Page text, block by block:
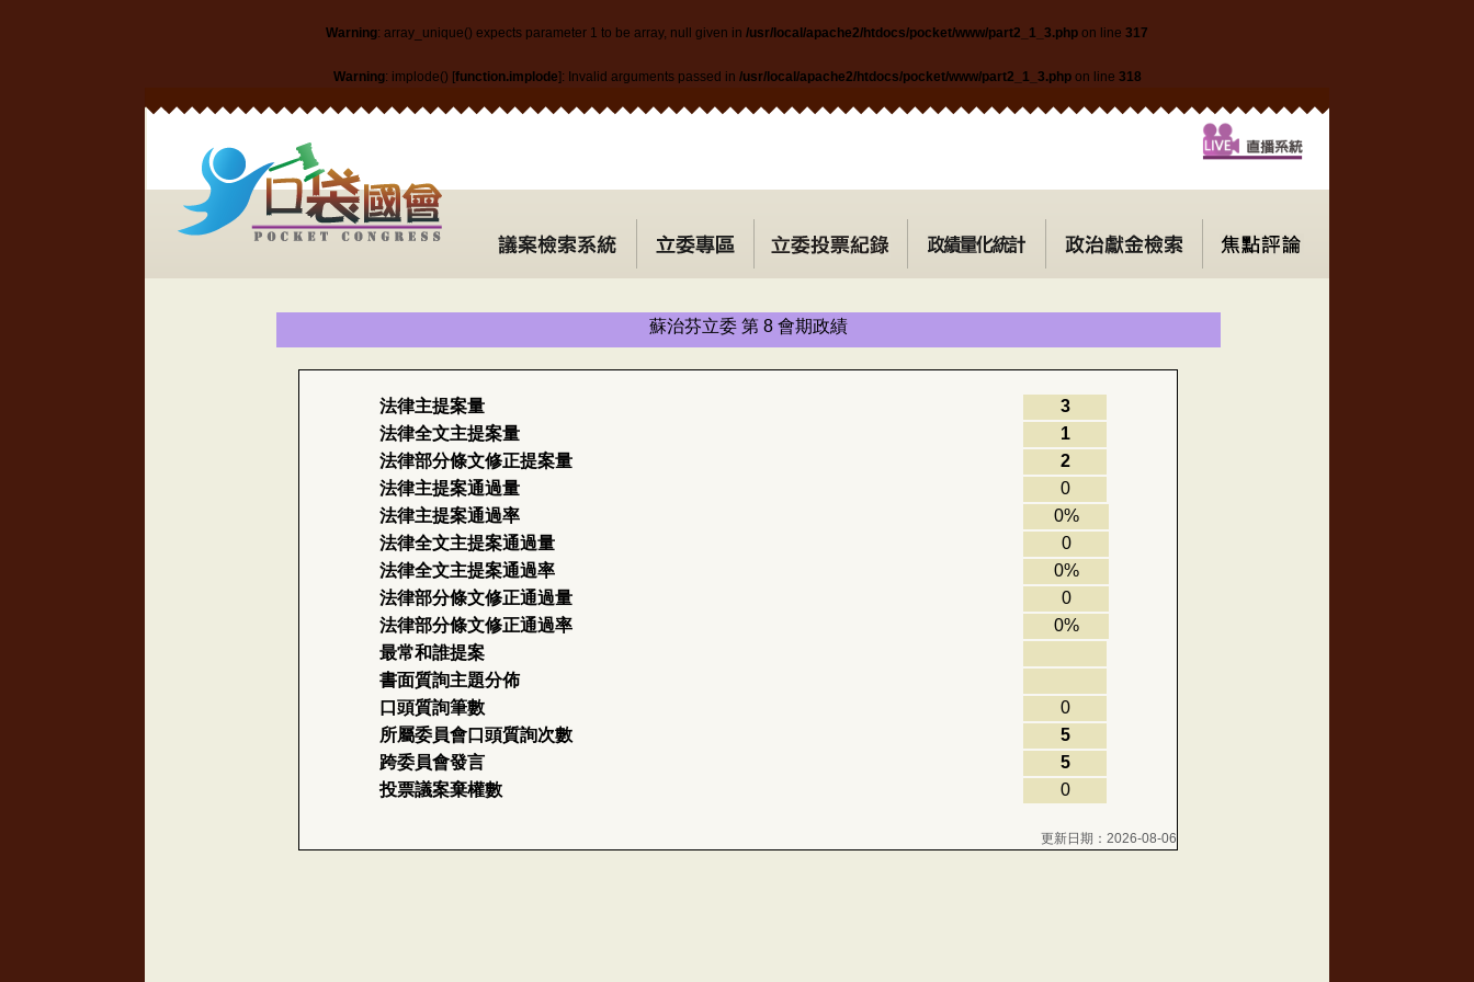
Warning: array_unique() expects parameter 1 to be array, null given in /usr/local/apache2/htdocs/pocket/www/part2_1_3.php on line 317
Warning: implode() [function.implode]: Invalid arguments passed in /usr/local/apache2/htdocs/pocket/www/part2_1_3.phpon line 318
蘇治芬立委 第 8 會期政績
法律主提案量
3
法律全文主提案量
1
法律部分條文修正提案量
2
法律主提案通過量
0
法律主提案通過率
0%
法律全文主提案通過量
0
法律全文主提案通過率
0%
法律部分條文修正通過量
0
法律部分條文修正通過率
0%
最常和誰提案
書面質詢主題分佈
口頭質詢筆數
0
所屬委員會口頭質詢次數
5
跨委員會發言
5
投票議案棄權數
0
更新日期：2026-08-06